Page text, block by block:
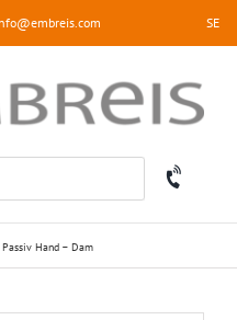
SE
Hand – Dam